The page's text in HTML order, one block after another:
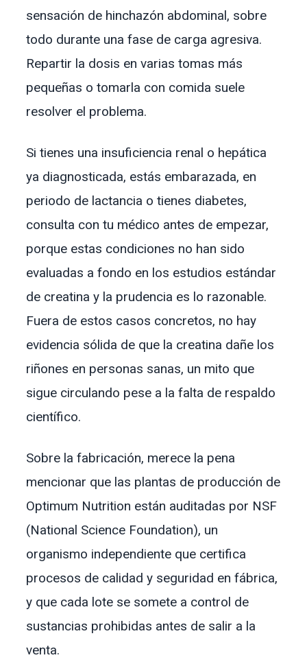
sensación de hinchazón abdominal, sobre
todo durante una fase de carga agresiva.
Repartir la dosis en varias tomas más
pequeñas o tomarla con comida suele
resolver el problema.
Si tienes una insuficiencia renal o hepática
ya diagnosticada, estás embarazada, en
periodo de lactancia o tienes diabetes,
consulta con tu médico antes de empezar,
porque estas condiciones no han sido
evaluadas a fondo en los estudios estándar
de creatina y la prudencia es lo razonable.
Fuera de estos casos concretos, no hay
evidencia sólida de que la creatina dañe los
riñones en personas sanas, un mito que
sigue circulando pese a la falta de respaldo
científico.
Sobre la fabricación, merece la pena
mencionar que las plantas de producción de
Optimum Nutrition están auditadas por NSF
(National Science Foundation), un
organismo independiente que certifica
procesos de calidad y seguridad en fábrica,
y que cada lote se somete a control de
sustancias prohibidas antes de salir a la
venta.